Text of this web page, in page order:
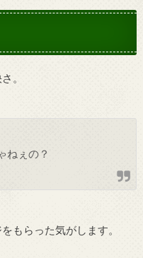
。
ねぇの？
もらった気がします。